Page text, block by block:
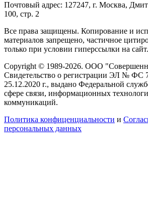
Почтовый адрес: 127247, г. Москва,
100, стр. 2
Все права защищены. Копирование и
материалов запрещено, частичное
только при условии гиперссылки на сайт.
Copyright © 1989-2026. ООО
Свидетельство о регистрации ЭЛ № ФС
25.12.2020 г., выдано Федеральной
сфере связи, информационных
коммуникаций.
Политика конфиценциальности и
персональных данных